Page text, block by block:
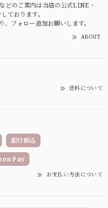
どのご案内は当店の公式LINE・
ております。
、フォロー追加お願いします。
ABOUT
送料について
銀行振込
Pay
お支払い方法について